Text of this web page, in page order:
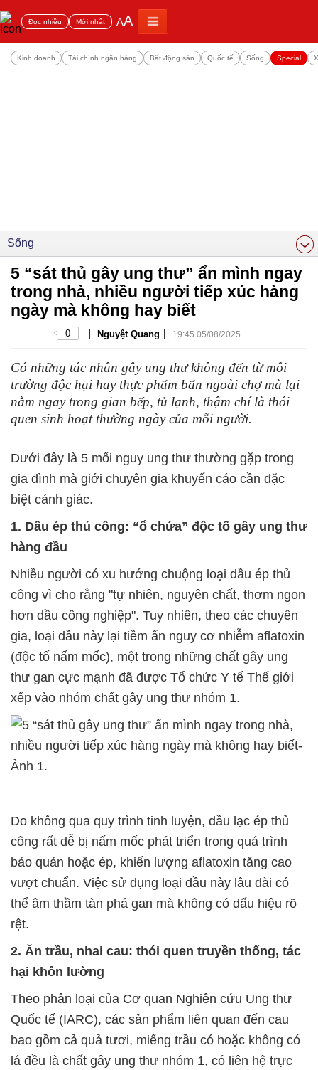
Đọc nhiều Mới nhất AA
Kinh doanh Tài chính ngân hàng Bất động sản Quốc tế Sống Special
Sống
5 “sát thủ gây ung thư” ẩn mình ngay
trong nhà, nhiều người tiếp xúc hàng
ngày mà không hay biết
0 | Nguyệt Quang | 19:45 05/08/2025
Có những tác nhân gây ung thư không đến từ môi
trường độc hại hay thực phẩm bẩn ngoài chợ mà lại
nằm ngay trong gian bếp, tủ lạnh, thậm chí là thói
quen sinh hoạt thường ngày của mỗi người.
Dưới đây là 5 mối nguy ung thư thường gặp trong
gia đình mà giới chuyên gia khuyến cáo cần đặc
biệt cảnh giác.
1. Dầu ép thủ công: “ổ chứa” độc tố gây ung thư
hàng đầu
Nhiều người có xu hướng chuộng loại dầu ép thủ
công vì cho rằng "tự nhiên, nguyên chất, thơm ngon
hơn dầu công nghiệp". Tuy nhiên, theo các chuyên
gia, loại dầu này lại tiềm ẩn nguy cơ nhiễm aflatoxin
(độc tố nấm mốc), một trong những chất gây ung
thư gan cực mạnh đã được Tổ chức Y tế Thế giới
xếp vào nhóm chất gây ung thư nhóm 1.
Do không qua quy trình tinh luyện, dầu lạc ép thủ
công rất dễ bị nấm mốc phát triển trong quá trình
bảo quản hoặc ép, khiến lượng aflatoxin tăng cao
vượt chuẩn. Việc sử dụng loại dầu này lâu dài có
thể âm thầm tàn phá gan mà không có dấu hiệu rõ
rệt.
2. Ăn trầu, nhai cau: thói quen truyền thống, tác
hại khôn lường
Theo phân loại của Cơ quan Nghiên cứu Ung thư
Quốc tế (IARC), các sản phẩm liên quan đến cau
bao gồm cả quả tươi, miếng trầu có hoặc không có
lá đều là chất gây ung thư nhóm 1, có liên hệ trực